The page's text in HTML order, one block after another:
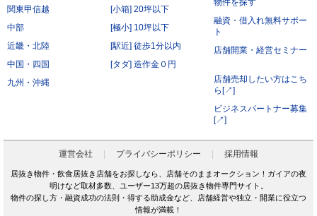
関東甲信越
中部
近畿・北陸
中国・四国
九州・沖縄
[小箱] 20坪以下
[極小] 10坪以下
[駅近] 徒歩1分以内
[タダ] 造作金０円
物件を探す
融資・借入れ無料サポー
ト
店舗開業・経営セミナー
店舗売却したい方はこち
ら[↗]
ビジネスパートナー募集
[↗]
運営会社 プライバシーポリシー 採用情報
居抜き物件・飲食居抜き店舗をお探しなら、店舗そのままオークション！ガイアの夜
明けなど取材多数、ユーザー13万超の居抜き物件専門サイト。
物件の探し方・融資成功の法則・得する助成金など、店舗経営や独立・開業に役立つ
情報が満載！